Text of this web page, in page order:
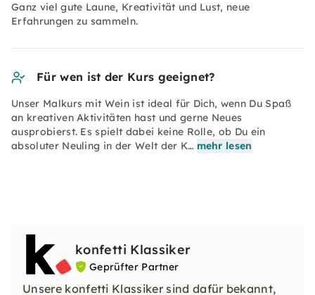
Ganz viel gute Laune, Kreativität und Lust, neue
Erfahrungen zu sammeln.
Für wen ist der Kurs geeignet?
Unser Malkurs mit Wein ist ideal für Dich, wenn Du Spaß
an kreativen Aktivitäten hast und gerne Neues
ausprobierst. Es spielt dabei keine Rolle, ob Du ein
absoluter Neuling in der Welt der K… mehr lesen
konfetti Klassiker
Geprüfter Partner
Unsere konfetti Klassiker sind dafür bekannt,